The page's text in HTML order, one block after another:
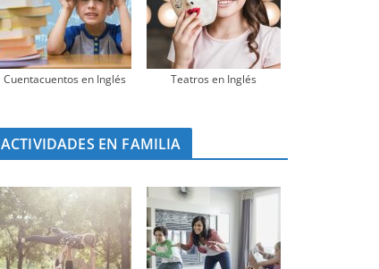
Cuentacuentos en Inglés Teatros en Inglés
ACTIVIDADES EN FAMILIA